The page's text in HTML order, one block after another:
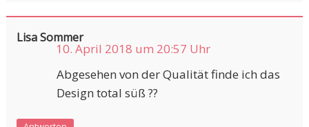
Lisa Sommer
10. April 2018 um 20:57 Uhr
Abgesehen von der Qualität finde ich das
Design total süß ??